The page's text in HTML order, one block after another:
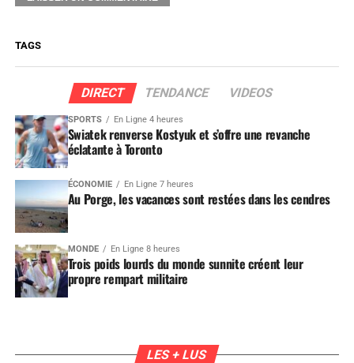
TAGS
DIRECT TENDANCE VIDEOS
SPORTS En Ligne 4 heures
Swiatek renverse Kostyuk et s’offre une revanche
éclatante à Toronto
ÉCONOMIE En Ligne 7 heures
Au Porge, les vacances sont restées dans les cendres
MONDE En Ligne 8 heures
Trois poids lourds du monde sunnite créent leur
propre rempart militaire
LES + LUS